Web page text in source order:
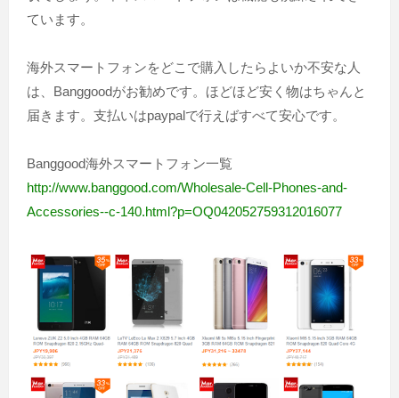
ています。
海外スマートフォンをどこで購入したらよいか不安な人
は、Banggoodがお勧めです。ほどほど安く物はちゃんと
届きます。支払いはpaypalで行えばすべて安心です。
Banggood海外スマートフォン一覧
http://www.banggood.com/Wholesale-Cell-Phones-and-
Accessories--c-140.html?p=OQ042052759312016077